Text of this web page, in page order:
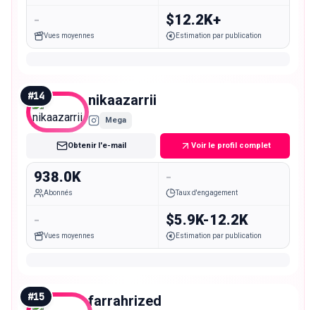
-
Vues moyennes
$12.2K+
Estimation par publication
#14 nikaazarrii
Mega
Obtenir l'e-mail Voir le profil complet
938.0K
Abonnés
-
Taux d'engagement
-
Vues moyennes
$5.9K-12.2K
Estimation par publication
#15 farrahrized